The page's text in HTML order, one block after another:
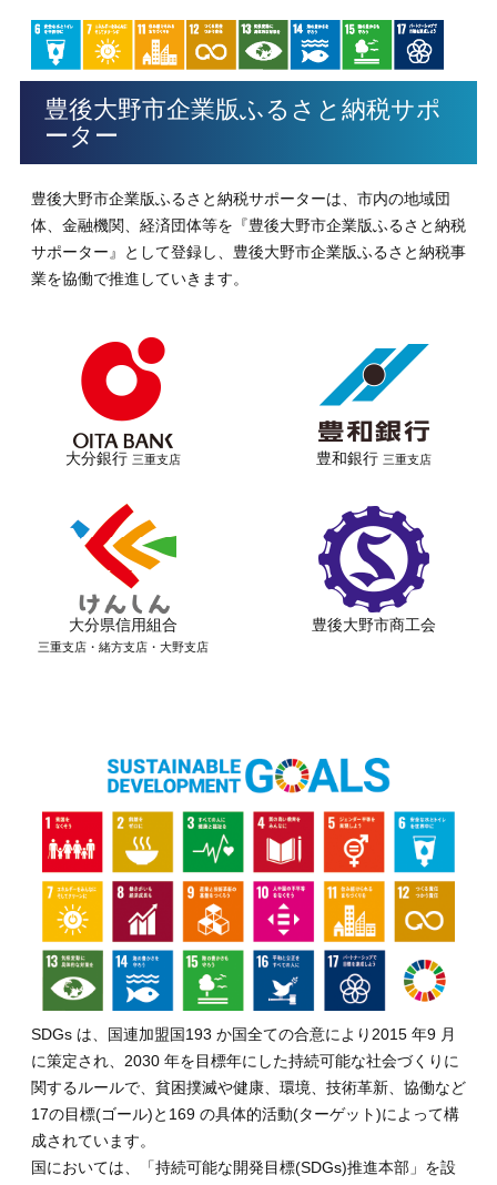
豊後大野市企業版ふるさと納税サポ
ーター
豊後大野市企業版ふるさと納税サポーターは、市内の地域団
体、金融機関、経済団体等を『豊後大野市企業版ふるさと納税
サポーター』として登録し、豊後大野市企業版ふるさと納税事
業を協働で推進していきます。
大分銀行 三重支店 豊和銀行三重支店
大分県信用組合
三重支店・緒方支店・大野支店
豊後大野市商工会
SDGs は、国連加盟国193 か国全ての合意により2015 年9 月
に策定され、2030 年を目標年にした持続可能な社会づくりに
関するルールで、貧困撲滅や健康、環境、技術革新、協働など
17の目標(ゴール)と169 の具体的活動(ターゲット)によって構
成されています。
国においては、「持続可能な開発目標(SDGs)推進本部」を設